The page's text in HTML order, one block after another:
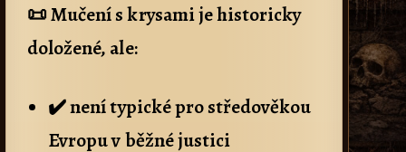
📜 Mučení s krysami je historicky
doložené, ale:
✔️ není typické pro středověkou
Evropu v běžné justici